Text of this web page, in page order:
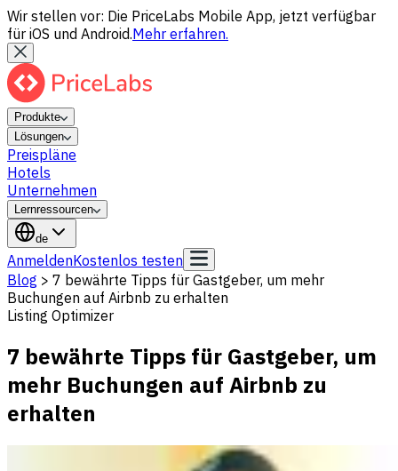
Wir stellen vor: Die PriceLabs Mobile App, jetzt verfügbar
für iOS und Android.Mehr erfahren.
Produkte
Lösungen
Preispläne
Hotels
Unternehmen
Lernressourcen
de
AnmeldenKostenlos testen
Blog > 7 bewährte Tipps für Gastgeber, um mehr
Buchungen auf Airbnb zu erhalten
Listing Optimizer
7 bewährte Tipps für Gastgeber, um
mehr Buchungen auf Airbnb zu
erhalten